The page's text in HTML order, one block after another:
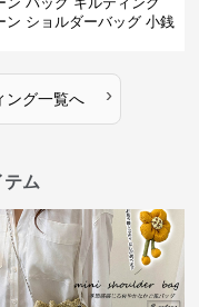
ン ショルダーバッグ 小銭
ング一覧へ ›
テム